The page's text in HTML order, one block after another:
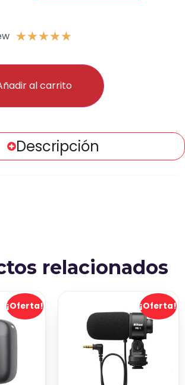
★★★★★
al carrito
Descripción
relacionados
¡Oferta! ¡Oferta!